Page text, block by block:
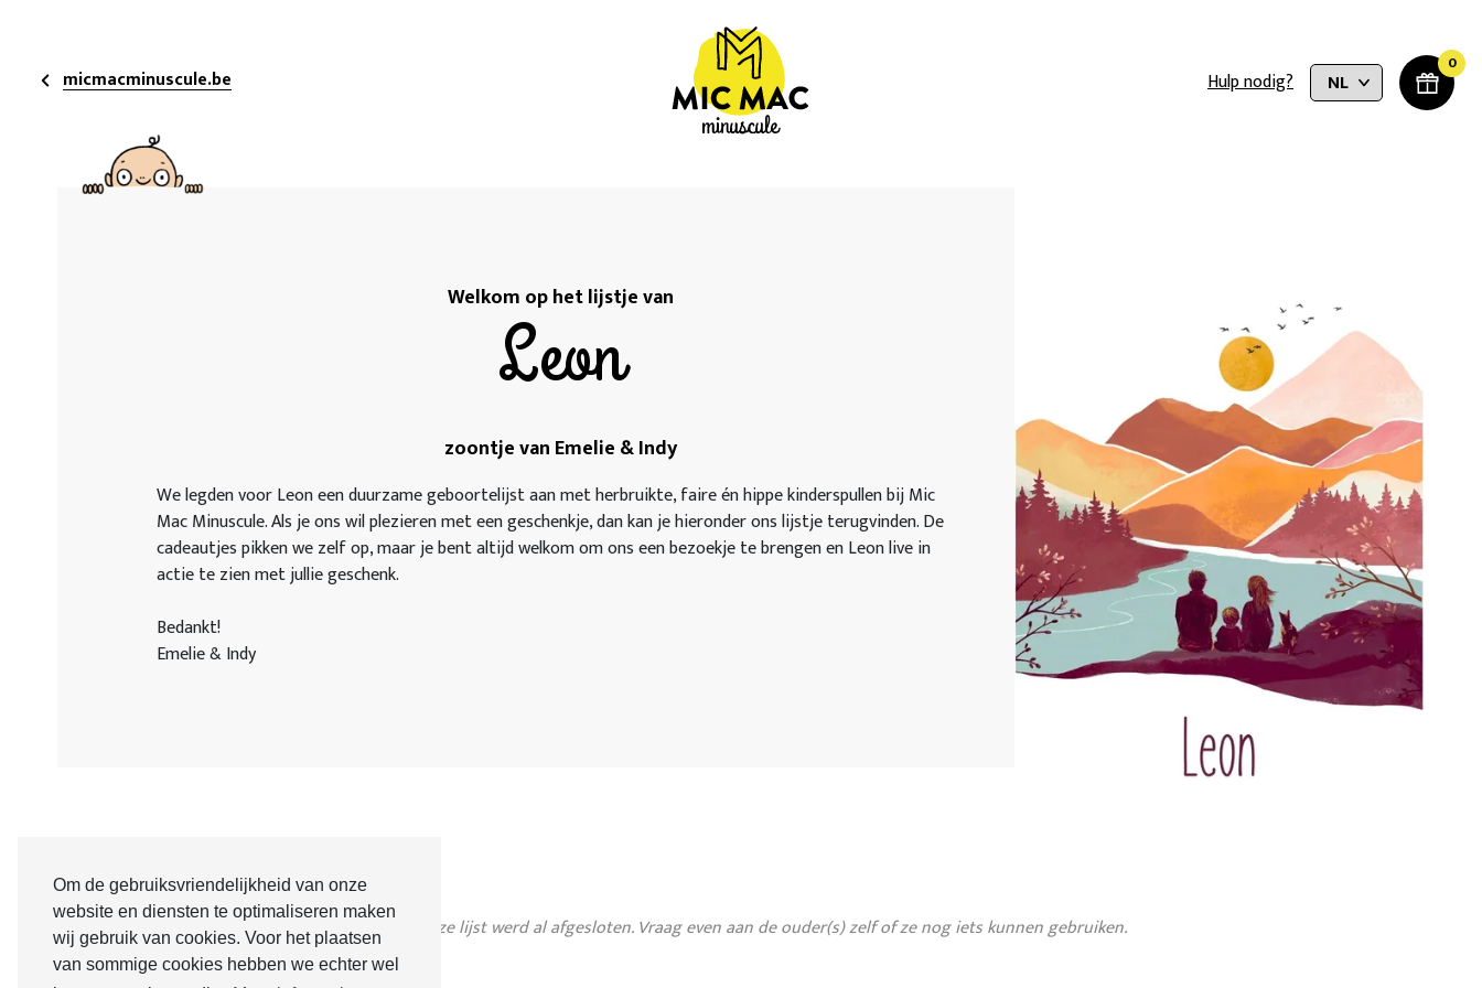
Om de gebruiksvriendelijkheid van onze
website en diensten te optimaliseren maken
wij gebruik van cookies. Voor het plaatsen
van sommige cookies hebben we echter wel
micmacminuscule.be Hulp nodig?
0
Welkom op het lijstje van
Leon
zoontje van Emelie & Indy
We legden voor Leon een duurzame geboortelijst aan met herbruikte, faire én hippe kinderspullen bij Mic
Mac Minuscule. Als je ons wil plezieren met een geschenkje, dan kan je hieronder ons lijstje terugvinden. De
cadeautjes pikken we zelf op, maar je bent altijd welkom om ons een bezoekje te brengen en Leon live in
actie te zien met jullie geschenk.
Bedankt!
Emelie & Indy
Jammer, deze lijst werd al afgesloten. Vraag even aan de ouder(s) zelf of ze nog iets kunnen gebruiken.